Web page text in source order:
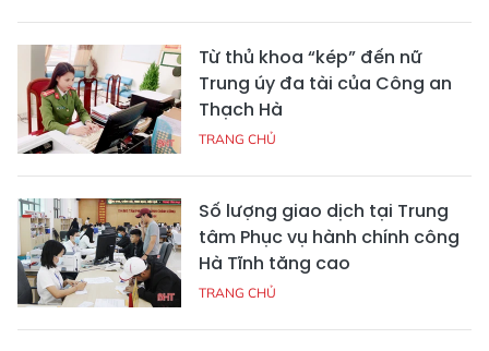
Từ thủ khoa “kép” đến nữ
Trung úy đa tài của Công an
Thạch Hà
TRANG CHỦ
Số lượng giao dịch tại Trung
tâm Phục vụ hành chính công
Hà Tĩnh tăng cao
TRANG CHỦ